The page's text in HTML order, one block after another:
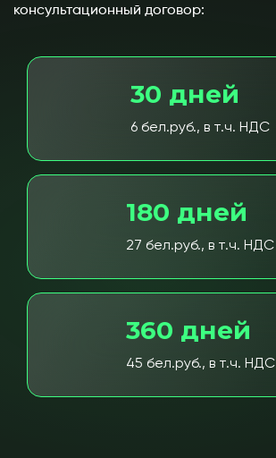
консультационный договор:
30 дней
6 бел.руб., в т.ч. НДС
180 дней
27 бел.руб., в т.ч. НДС
360 дней
45 бел.руб., в т.ч. НДС